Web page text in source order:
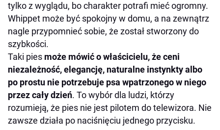
tylko z wyglądu, bo charakter potrafi mieć ogromny.
Whippet może być spokojny w domu, a na zewnątrz
nagle przypomnieć sobie, że został stworzony do
szybkości.
Taki pies może mówić o właścicielu, że ceni
niezależność, elegancję, naturalne instynkty albo
po prostu nie potrzebuje psa wpatrzonego w niego
przez cały dzień. To wybór dla ludzi, którzy
rozumieją, że pies nie jest pilotem do telewizora. Nie
zawsze działa po naciśnięciu jednego przycisku.